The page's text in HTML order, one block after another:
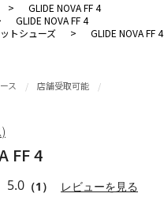
>
GLIDE NOVA FF 4
GLIDE NOVA FF 4
トシューズ > GLIDE NOVA FF 4
ス 店舗受取可能
FF 4
5.0 （1） レビューを見る